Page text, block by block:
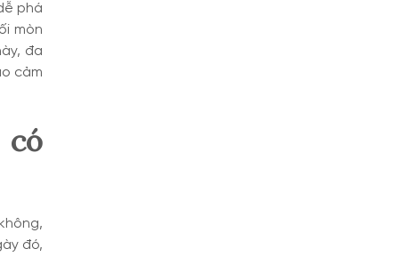
phá
mòn
đa
cảm
có
đó,